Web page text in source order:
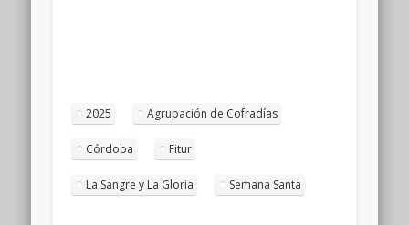
2025 Agrupación de Cofradías
Córdoba Fitur
La Sangre y La Gloria Semana Santa